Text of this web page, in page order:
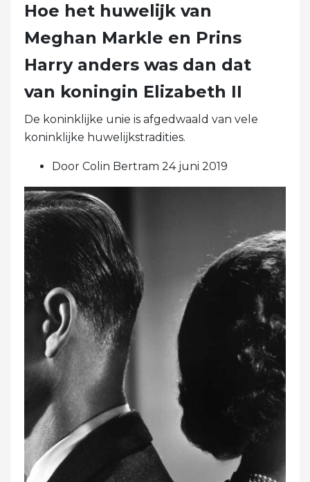
Hoe het huwelijk van
Meghan Markle en Prins
Harry anders was dan dat
van koningin Elizabeth II
De koninklijke unie is afgedwaald van vele
koninklijke huwelijkstradities.
Door Colin Bertram 24 juni 2019